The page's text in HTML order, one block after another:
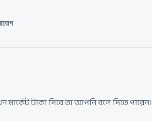
টাকা দিবে তা আপনি বলে দিতে পারেন।